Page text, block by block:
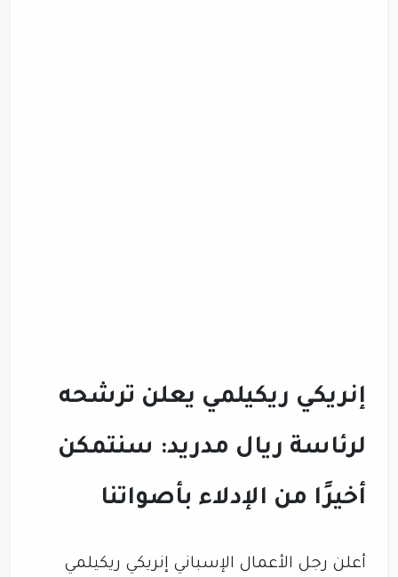
إنريكي ريكيلمي يعلن ترشحه
لرئاسة ريال مدريد: سنتمكن
أخيرًا من الإدلاء بأصواتنا
أعلن رجل الأعمال الإسباني إنريكي ريكيلمي